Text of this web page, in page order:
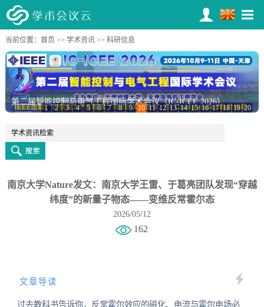
当前位置： 首页 >> 学术资讯>> 科研信息
第二届智能控制与电气工程国际学术会议（IC-ICEE 2026）
1 2 3 4 5 6 7 8 9 10 11 12 13 14 15 16 17 18 19 20
南京大学Nature发文：南京大学王雷、于葛亮团队发现“穿越
纬度”的新量子物态——变维反常霍尔态
2026/05/12
162
文章导读
过去教科书告诉你，反常霍尔效应的磁化、电流与霍尔电场必